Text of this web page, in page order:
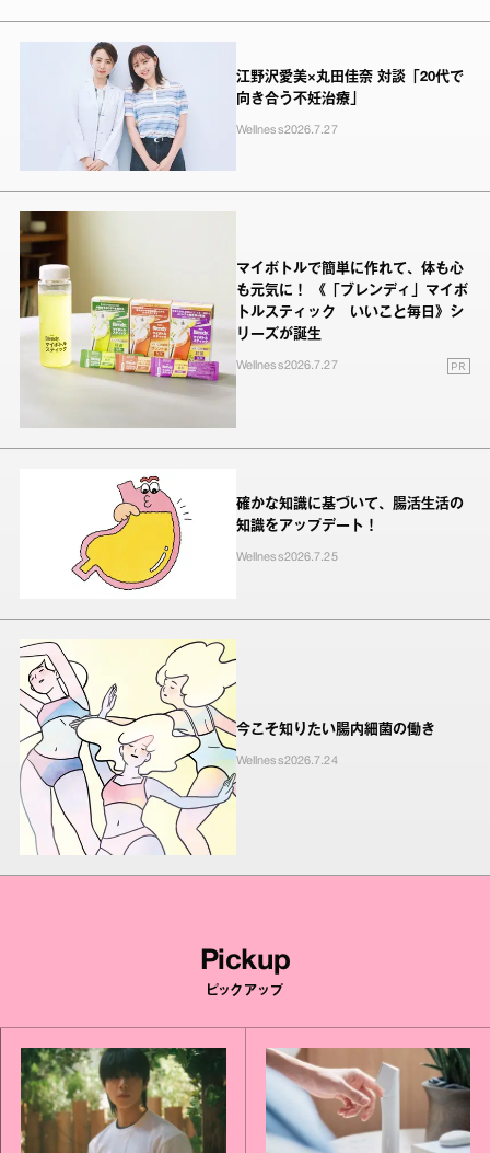
江野沢愛美×丸田佳奈 対談「20代で
向き合う不妊治療」
Wellness2026.7.27
マイボトルで簡単に作れて、体も心
も元気に！ 《「ブレンディ」マイボ
トルスティック いいこと毎日》シ
リーズが誕生
Wellness2026.7.27 PR
確かな知識に基づいて、腸活生活の
知識をアップデート！
Wellness2026.7.25
今こそ知りたい腸内細菌の働き
Wellness2026.7.24
Pickup
ピックアップ